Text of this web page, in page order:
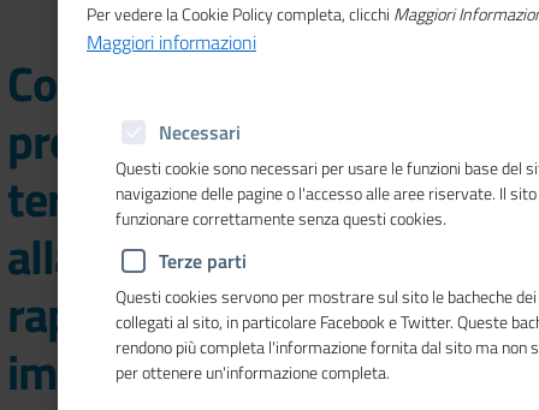
Comitato IGF Italia,
prorogati al 27 luglio i
termini per le candidature
alla nomina di
rappresentanti delle
imprese
Per vedere la Cookie Policy completa, clicchi Maggiori
Maggiori informazioni
Necessari
Questi cookie sono necessari per usare le funzioni base del
navigazione delle pagine o l'accesso alle aree riservate. Il
funzionare correttamente senza questi cookies.
Terze parti
Questi cookies servono per mostrare sul sito le bacheche
collegati al sito, in particolare Facebook e Twitter. Queste
rendono più completa l'informazione fornita dal sito ma non
per ottenere un'informazione completa.